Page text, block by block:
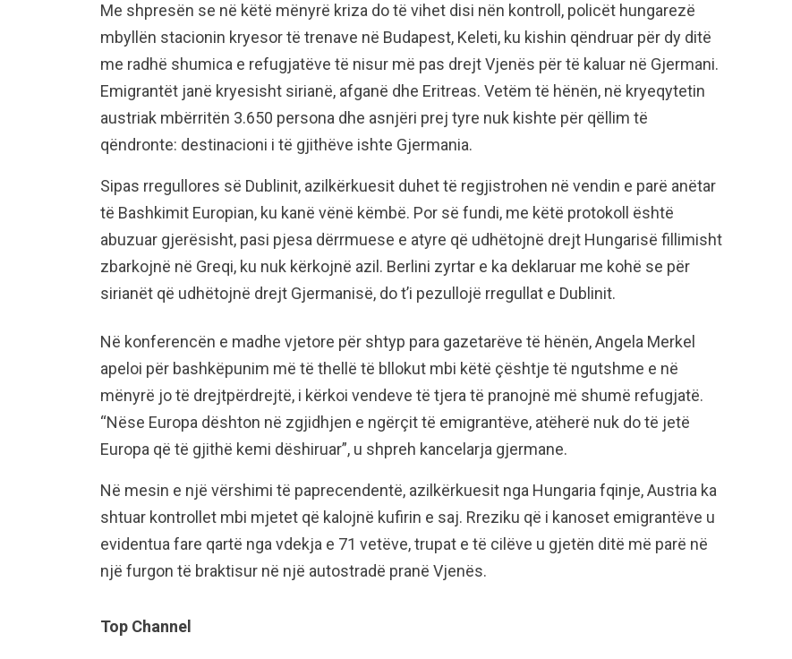
Me shpresën se në këtë mënyrë kriza do të vihet disi nën kontroll, policët hungarezë
mbyllën stacionin kryesor të trenave në Budapest, Keleti, ku kishin qëndruar për dy ditë
me radhë shumica e refugjatëve të nisur më pas drejt Vjenës për të kaluar në Gjermani.
Emigrantët janë kryesisht sirianë, afganë dhe Eritreas. Vetëm të hënën, në kryeqytetin
austriak mbërritën 3.650 persona dhe asnjëri prej tyre nuk kishte për qëllim të
qëndronte: destinacioni i të gjithëve ishte Gjermania.
Sipas rregullores së Dublinit, azilkërkuesit duhet të regjistrohen në vendin e parë anëtar
të Bashkimit Europian, ku kanë vënë këmbë. Por së fundi, me këtë protokoll është
abuzuar gjerësisht, pasi pjesa dërrmuese e atyre që udhëtojnë drejt Hungarisë fillimisht
zbarkojnë në Greqi, ku nuk kërkojnë azil. Berlini zyrtar e ka deklaruar me kohë se për
sirianët që udhëtojnë drejt Gjermanisë, do t’i pezullojë rregullat e Dublinit.
Në konferencën e madhe vjetore për shtyp para gazetarëve të hënën, Angela Merkel
apeloi për bashkëpunim më të thellë të bllokut mbi këtë çështje të ngutshme e në
mënyrë jo të drejtpërdrejtë, i kërkoi vendeve të tjera të pranojnë më shumë refugjatë.
“Nëse Europa dështon në zgjidhjen e ngërçit të emigrantëve, atëherë nuk do të jetë
Europa që të gjithë kemi dëshiruar”, u shpreh kancelarja gjermane.
Në mesin e një vërshimi të paprecendentë, azilkërkuesit nga Hungaria fqinje, Austria ka
shtuar kontrollet mbi mjetet që kalojnë kufirin e saj. Rreziku që i kanoset emigrantëve u
evidentua fare qartë nga vdekja e 71 vetëve, trupat e të cilëve u gjetën ditë më parë në
një furgon të braktisur në një autostradë pranë Vjenës.
Top Channel